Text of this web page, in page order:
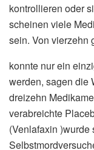
kontrollieren oder
scheinen viele
sein. Von vierzehn
konnte nur ein
werden, sagen die
dreizehn
verabreichte
(Venlafaxin